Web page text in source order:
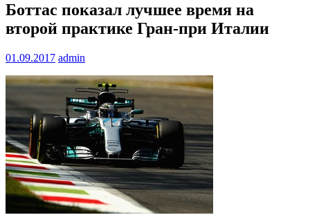
Боттас показал лучшее время на
второй практике Гран-при Италии
01.09.2017 admin